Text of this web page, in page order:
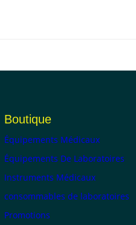
Boutique
Équipements Médicaux
Équipements De Laboratoires
Instruments Médicaux
consommables de laboratoires
Promotions